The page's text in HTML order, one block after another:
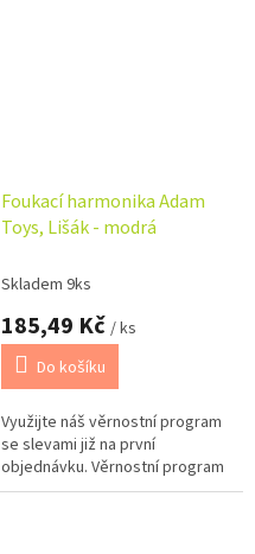
Foukací harmonika Adam
Toys, Lišák - modrá
Skladem 9ks
185,49 Kč / ks
Do košíku
Využijte náš věrnostní program
se slevami již na první
objednávku. Věrnostní program